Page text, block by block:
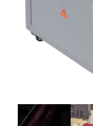
비디오